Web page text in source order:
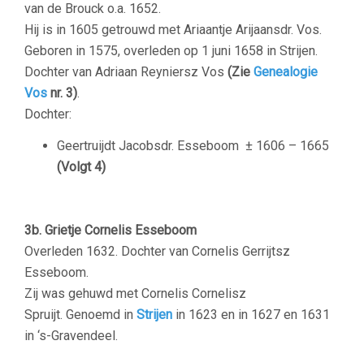
van de Brouck o.a. 1652.
Hij is in 1605 getrouwd met Ariaantje Arijaansdr. Vos.
Geboren in 1575, overleden op 1 juni 1658 in Strijen.
Dochter van Adriaan Reyniersz Vos (Zie Genealogie
Vos nr. 3).
Dochter:
Geertruijdt Jacobsdr. Esseboom ± 1606 – 1665
(Volgt 4)
3b. Grietje Cornelis Esseboom
Overleden 1632. Dochter van Cornelis Gerrijtsz
Esseboom.
Zij was gehuwd met Cornelis Cornelisz
Spruijt. Genoemd in Strijen in 1623 en in 1627 en 1631
in ‘s-Gravendeel.